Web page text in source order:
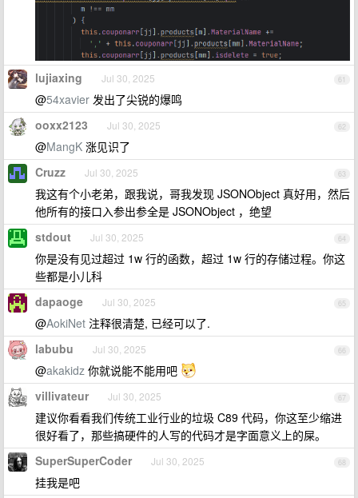
61
lujiaxing Jul 30, 2025
@54xavier 发出了尖锐的爆鸣
62
ooxx2123 Jul 30, 2025
@MangK 涨见识了
63
Cruzz Jul 30, 2025
我这有个小老弟，跟我说，哥我发现 JSONObject 真好用，然后
他所有的接口入参出参全是 JSONObject ，绝望
64
stdout Jul 30, 2025
你是没有见过超过 1w 行的函数，超过 1w 行的存储过程。你这
些都是小儿科
65
dapaoge Jul 30, 2025
@AokiNet 注释很清楚, 已经可以了.
66
labubu Jul 30, 2025
@akakidz 你就说能不能用吧
67
villivateur Jul 30, 2025
建议你看看我们传统工业行业的垃圾 C89 代码，你这至少缩进
很好看了，那些搞硬件的人写的代码才是字面意义上的屎。
68
SuperSuperCoder Jul 30, 2025
挂我是吧